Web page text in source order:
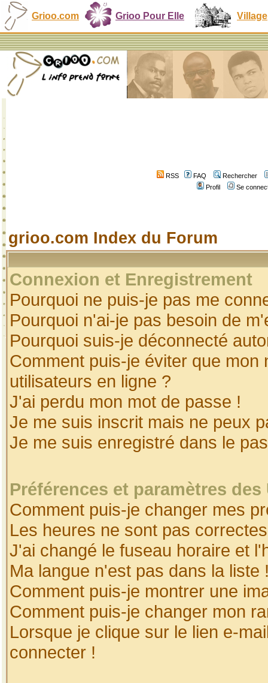
Grioo.com Grioo Pour Elle Village
RSS FAQ
Rechercher
Profil
Se
grioo.com Index du Forum
Connexion et Enregistrement
Pourquoi ne puis-je pas me
Pourquoi n'ai-je pas besoin de
Pourquoi suis-je déconnecté
Comment puis-je éviter que
utilisateurs en ligne ?
J'ai perdu mon mot de passe !
Je me suis inscrit mais ne peux
Je me suis enregistré dans le
Préférences et paramètres
Comment puis-je changer mes
Les heures ne sont pas
J'ai changé le fuseau horaire et
Ma langue n'est pas dans la liste
Comment puis-je montrer une
Comment puis-je changer mon
Lorsque je clique sur le lien e-
connecter !